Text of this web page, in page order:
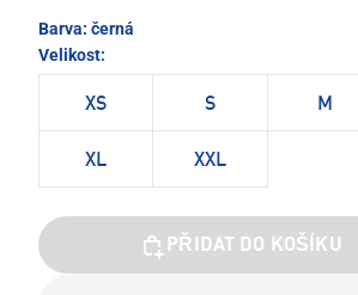
Barva: černá
Velikost:
XS S M
XL XXL
PŘIDAT DO KOŠÍKU